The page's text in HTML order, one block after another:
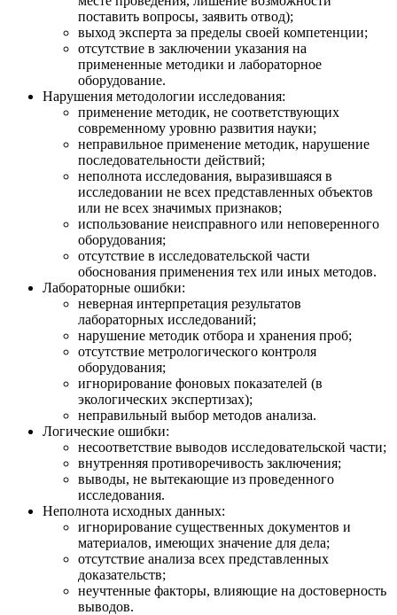
поставить вопросы, заявить отвод);
выход эксперта за пределы своей компетенции;
отсутствие в заключении указания на
примененные методики и лабораторное
оборудование.
Нарушения методологии исследования:
применение методик, не соответствующих
современному уровню развития науки;
неправильное применение методик, нарушение
последовательности действий;
неполнота исследования, выразившаяся в
исследовании не всех представленных объектов
или не всех значимых признаков;
использование неисправного или неповеренного
оборудования;
отсутствие в исследовательской части
обоснования применения тех или иных методов.
Лабораторные ошибки:
неверная интерпретация результатов
лабораторных исследований;
нарушение методик отбора и хранения проб;
отсутствие метрологического контроля
оборудования;
игнорирование фоновых показателей (в
экологических экспертизах);
неправильный выбор методов анализа.
Логические ошибки:
несоответствие выводов исследовательской части;
внутренняя противоречивость заключения;
выводы, не вытекающие из проведенного
исследования.
Неполнота исходных данных:
игнорирование существенных документов и
материалов, имеющих значение для дела;
отсутствие анализа всех представленных
доказательств;
неучтенные факторы, влияющие на достоверность
выводов.